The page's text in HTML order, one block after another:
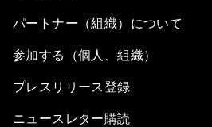
パートナー（組織）について
参加する（個人、組織）
プレスリリース登録
ニュースレター購読